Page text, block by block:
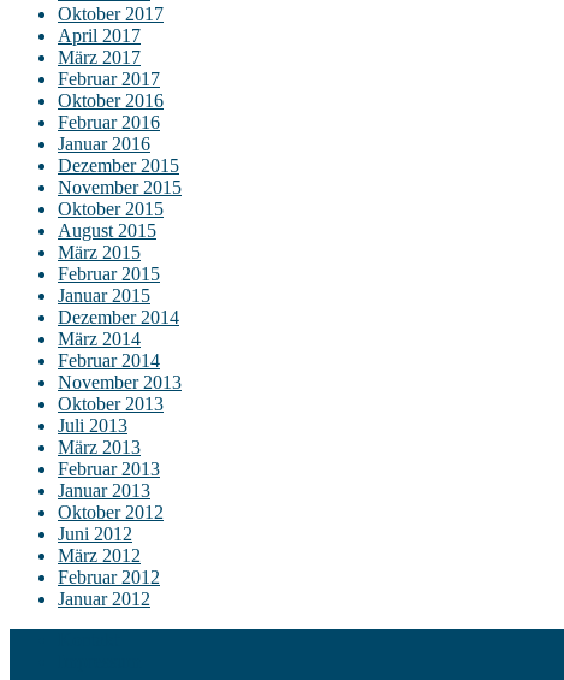
Oktober 2017
April 2017
März 2017
Februar 2017
Oktober 2016
Februar 2016
Januar 2016
Dezember 2015
November 2015
Oktober 2015
August 2015
März 2015
Februar 2015
Januar 2015
Dezember 2014
März 2014
Februar 2014
November 2013
Oktober 2013
Juli 2013
März 2013
Februar 2013
Januar 2013
Oktober 2012
Juni 2012
März 2012
Februar 2012
Januar 2012